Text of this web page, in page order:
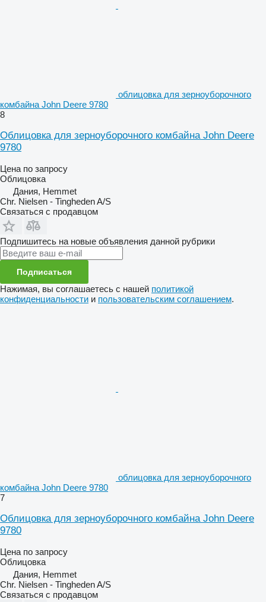
облицовка для зерноуборочного
комбайна John Deere 9780
8
Облицовка для зерноуборочного комбайна John Deere
9780
Цена по запросу
Облицовка
Дания, Hemmet
Chr. Nielsen - Tingheden A/S
Связаться с продавцом
Подпишитесь на новые объявления данной рубрики
Подписаться
Нажимая, вы соглашаетесь с нашей политикой
конфиденциальности и пользовательским соглашением.
облицовка для зерноуборочного
комбайна John Deere 9780
7
Облицовка для зерноуборочного комбайна John Deere
9780
Цена по запросу
Облицовка
Дания, Hemmet
Chr. Nielsen - Tingheden A/S
Связаться с продавцом